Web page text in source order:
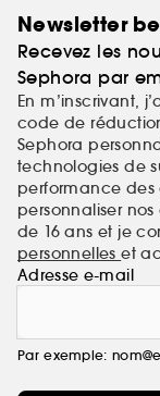
Newsletter
Recevez les
Sephora par
En m’inscrivant,
code de
Sephora
technologies de
performance
personnaliser
de 16 ans et je
personnelleset
Adresse e-mail
Par exemple: